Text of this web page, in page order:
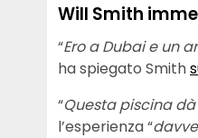
Will Smith
“Ero a Dubai e un
ha spiegato Smith
“Questa piscina
l’esperienza “